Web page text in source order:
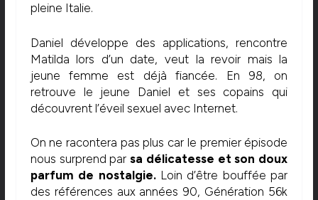
pleine Italie.
Daniel développe des applications, rencontre
Matilda lors d’un date, veut la revoir mais la
jeune femme est déjà fiancée. En 98, on
retrouve le jeune Daniel et ses copains qui
découvrent l’éveil sexuel avec Internet.
On ne racontera pas plus car le premier épisode
nous surprend parsa délicatesse et son doux
parfum de nostalgie.Loin d’être bouffée par
des références aux années 90, Génération 56k